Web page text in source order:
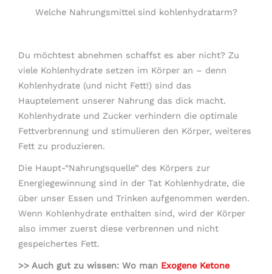
Welche Nahrungsmittel sind kohlenhydratarm?
Du möchtest abnehmen schaffst es aber nicht? Zu
viele Kohlenhydrate setzen im Körper an – denn
Kohlenhydrate (und nicht Fett!) sind das
Hauptelement unserer Nahrung das dick macht.
Kohlenhydrate und Zucker verhindern die optimale
Fettverbrennung und stimulieren den Körper, weiteres
Fett zu produzieren.
Die Haupt-“Nahrungsquelle” des Körpers zur
Energiegewinnung sind in der Tat Kohlenhydrate, die
über unser Essen und Trinken aufgenommen werden.
Wenn Kohlenhydrate enthalten sind, wird der Körper
also immer zuerst diese verbrennen und nicht
gespeichertes Fett.
>> Auch gut zu wissen: Wo man Exogene Ketone